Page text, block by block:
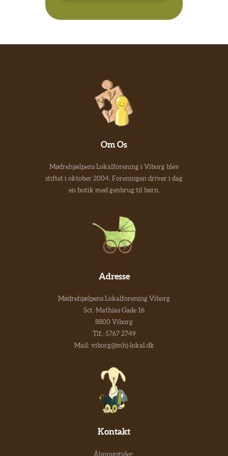
Om Os
Mødrehjælpens Lokalforening i Viborg blev
stiftet i oktober 2004. Foreningen driver i dag
en butik med genbrug til børn.
Adresse
Mødrehjælpens Lokalforening Viborg
Sct. Mathias Gade 16
8800 Viborg
Tlf.: 5767 2749
Mail: viborg@mhj-lokal.dk
Kontakt
Åbningstider: